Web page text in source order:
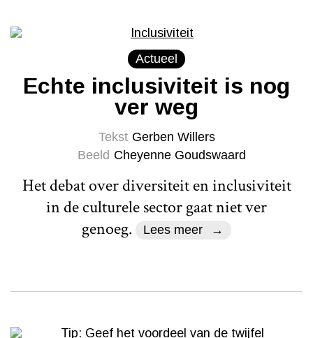
Actueel
Echte inclusiviteit is nog
ver weg
Tekst Gerben Willers
Beeld Cheyenne Goudswaard
Het debat over diversiteit en inclusiviteit
in de culturele sector gaat niet ver
genoeg.
Lees meer